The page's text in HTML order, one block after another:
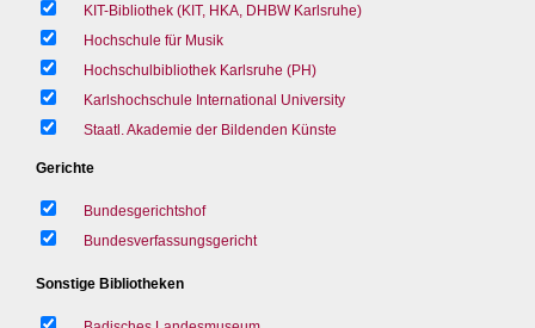
KIT-Bibliothek (KIT, HKA, DHBW Karlsruhe)
Hochschule für Musik
Hochschulbibliothek Karlsruhe (PH)
Karlshochschule International University
Staatl. Akademie der Bildenden Künste
Gerichte
Bundesgerichtshof
Bundesverfassungsgericht
Sonstige Bibliotheken